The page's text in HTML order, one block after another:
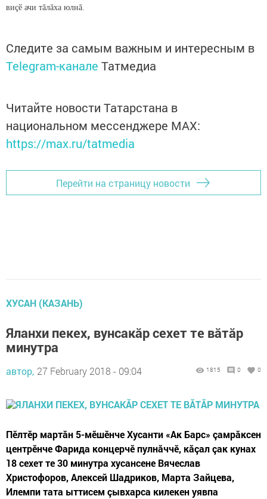
виçӗ ачи тăлăха юлнă.
Следите за самым важным и интересным в
Telegram-канале Татмедиа
Читайте новости Татарстана в
национальном мессенджере MАХ:
https://max.ru/tatmedia
Перейти на страницу новости
ХУСАН (КАЗАНЬ)
Яланхи пекех, вунсакăр сехет те вăтăр
минутра
автор, 27 February 2018 - 09:04 1815 0 0
Пӗлтӗр мартăн 5-мӗшӗнче Хусанти «Ак Барс» çамрăксен
центрӗнче Фарида концерчӗ пулнăччӗ, кăçал çак кунах
18 сехет те 30 минутра хусансене Вячеслав
Христофоров, Алексей Шадриков, Марта Зайцева,
Илемпи тата ыттисем çывхарса килекен уявпа